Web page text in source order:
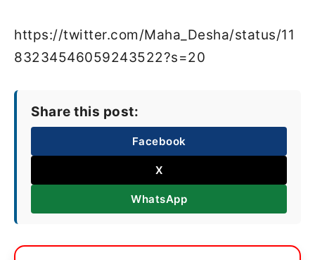
https://twitter.com/Maha_Desha/status/11
83234546059243522?s=20
Share this post:
Facebook
X
WhatsApp